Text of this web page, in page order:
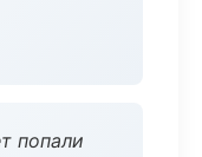
попали